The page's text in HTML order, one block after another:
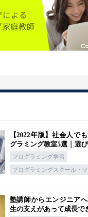
【2022年版】社会人で
グラミング教室5選｜選
プログラミング学習
プログラミングスクール・
塾講師からエンジニア
生の支えがあって成長で